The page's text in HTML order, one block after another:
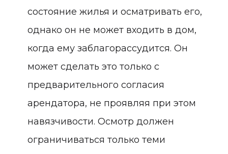
состояние жилья и осматривать его,
однако он не может входить в дом,
когда ему заблагорассудится. Он
может сделать это только с
предварительного согласия
арендатора, не проявляя при этом
навязчивости. Осмотр должен
ограничиваться только теми